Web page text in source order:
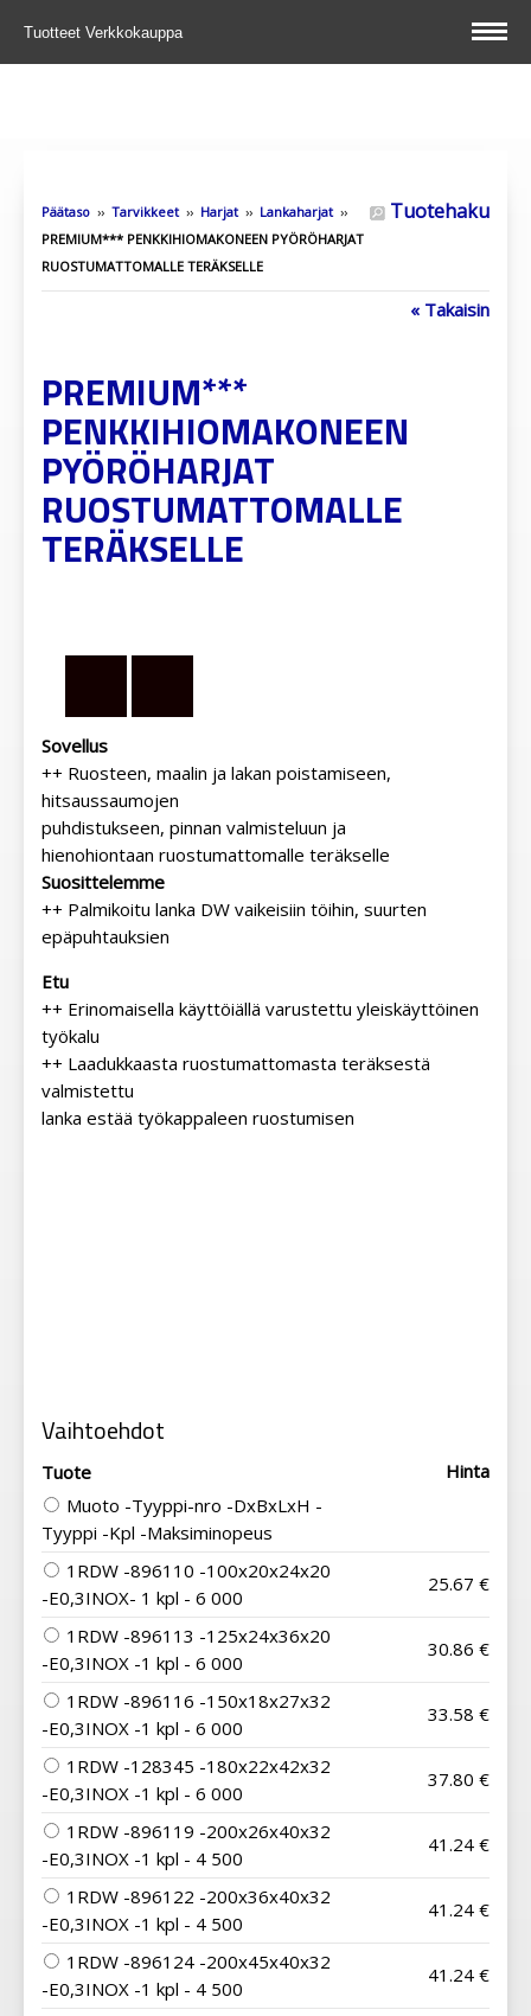
Tuotteet Verkkokauppa
Tuotehaku
Päätaso ›› Tarvikkeet›› Harjat›› Lankaharjat››
PREMIUM*** PENKKIHIOMAKONEEN PYÖRÖHARJAT
RUOSTUMATTOMALLE TERÄKSELLE
« Takaisin
PREMIUM***
PENKKIHIOMAKONEEN
PYÖRÖHARJAT
RUOSTUMATTOMALLE
TERÄKSELLE
Sovellus
++ Ruosteen, maalin ja lakan poistamiseen,
hitsaussaumojen
puhdistukseen, pinnan valmisteluun ja
hienohiontaan ruostumattomalle teräkselle
Suosittelemme
++ Palmikoitu lanka DW vaikeisiin töihin, suurten
epäpuhtauksien
Etu
++ Erinomaisella käyttöiällä varustettu yleiskäyttöinen
työkalu
++ Laadukkaasta ruostumattomasta teräksestä
valmistettu
lanka estää työkappaleen ruostumisen
Vaihtoehdot
Tuote
Hinta
Muoto -Tyyppi-nro -DxBxLxH -
Tyyppi -Kpl -Maksiminopeus
1RDW -896110 -100x20x24x20
-E0,3INOX- 1 kpl - 6 000
25.67 €
1RDW -896113 -125x24x36x20
-E0,3INOX -1 kpl - 6 000
30.86 €
1RDW -896116 -150x18x27x32
-E0,3INOX -1 kpl - 6 000
33.58 €
1RDW -128345 -180x22x42x32
-E0,3INOX -1 kpl - 6 000
37.80 €
1RDW -896119 -200x26x40x32
-E0,3INOX -1 kpl - 4 500
41.24 €
1RDW -896122 -200x36x40x32
-E0,3INOX -1 kpl - 4 500
41.24 €
1RDW -896124 -200x45x40x32
-E0,3INOX -1 kpl - 4 500
41.24 €